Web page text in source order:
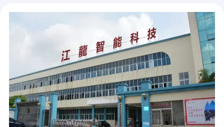
वर्टिकल हुक 1600RPM पोस्ट बेड डबल सुई सिलाई मशीन
वर्टिकल हुक 2000RPM 15 फीट लंबी आर्म सिलाई मशीन